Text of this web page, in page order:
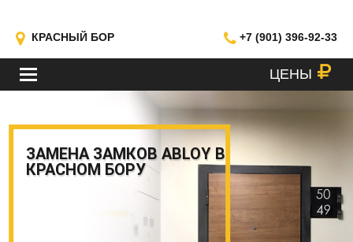
КРАСНЫЙ БОР +7 (901) 396-92-33
МЕНЮ ЦЕНЫ
ЗАМЕНА ЗАМКОВ ABLOY В
КРАСНОМ БОРУ